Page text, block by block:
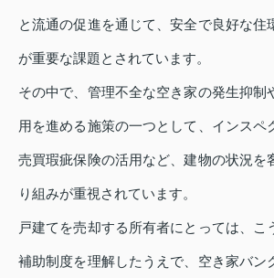
と流通の促進を通じて、安全で良好な住
が重要な課題とされています。
その中で、管理不全な空き家の発生抑制
用を進める施策の一つとして、インスペ
売買瑕疵保険の活用など、建物の状況を
り組みが重視されています。
戸建てを売却する所有者にとっては、こ
補助制度を理解したうえで、空き家バン